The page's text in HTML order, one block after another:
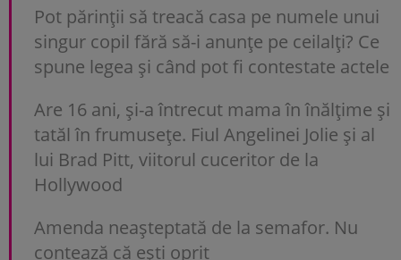
Pot părinții să treacă casa pe numele unui
singur copil fără să-i anunțe pe ceilalți? Ce
spune legea și când pot fi contestate actele
Are 16 ani, și-a întrecut mama în înălțime și
tatăl în frumusețe. Fiul Angelinei Jolie și al
lui Brad Pitt, viitorul cuceritor de la
Hollywood
Amenda neașteptată de la semafor. Nu
contează că ești oprit